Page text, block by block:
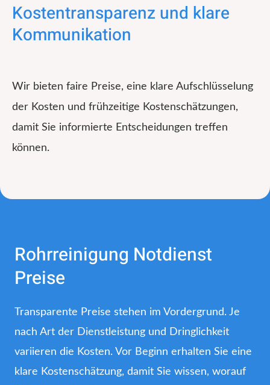
Kostentransparenz und klare
Kommunikation
Wir bieten faire Preise, eine klare Aufschlüsselung
der Kosten und frühzeitige Kostenschätzungen,
damit Sie informierte Entscheidungen treffen
können.
Rohrreinigung Notdienst
Preise
Transparente Preise stehen im Vordergrund. Je
nach Art der Dienstleistung und Dringlichkeit
variieren die Kosten. Vor Beginn erhalten Sie eine
klare Kostenschätzung, damit Sie wissen, worauf